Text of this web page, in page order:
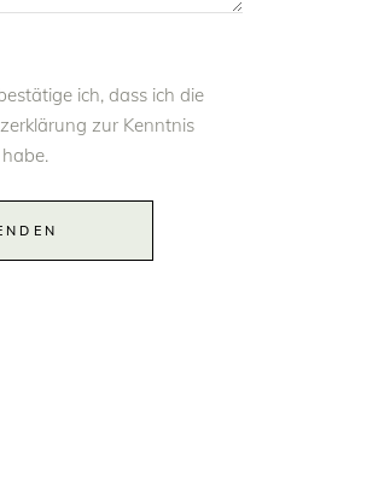
ich, dass ich die
zur Kenntnis